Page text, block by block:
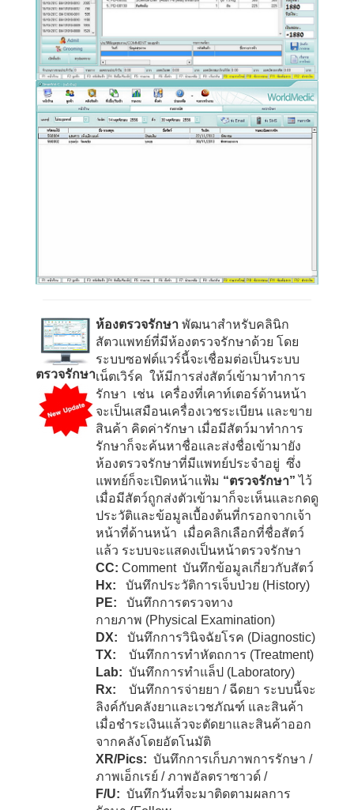
ตรวจรักษา
ห้องตรวจรักษา พัฒนาสำหรับคลินิก
สัตวแพทย์ที่มีห้องตรวจรักษาด้วย โดย
ระบบซอฟต์แวร์นี้จะเชื่อมต่อเป็นระบบ
เน็ตเวิร์ค ให้มีการส่งสัตว์เข้ามาทำการ
รักษา เช่น เครื่องที่เคาท์เตอร์ด้านหน้า
จะเป็นเสมือนเครื่องเวชระเบียน และขาย
สินค้า คิดค่ารักษา เมื่อมีสัตว์มาทำการ
รักษาก็จะค้นหาชื่อและส่งชื่อเข้ามายัง
ห้องตรวจรักษาที่มีแพทย์ประจำอยู่ ซึ่ง
แพทย์ก็จะเปิดหน้าแฟ้ม “ตรวจรักษา” ไว้
เมื่อมีสัตว์ถูกส่งตัวเข้ามาก็จะเห็นและกดดู
ประวัติและข้อมูลเบื้องต้นที่กรอกจากเจ้า
หน้าที่ด้านหน้า เมื่อคลิกเลือกที่ชื่อสัตว์
แล้ว ระบบจะแสดงเป็นหน้าตรวจรักษา
CC: Comment บันทึกข้อมูลเกี่ยวกับสัตว์
Hx:
บันทึกประวัติการเจ็บป่วย (History)
PE:
บันทึกการตรวจทาง
กายภาพ (Physical Examination)
DX:
บันทึกการวินิจฉัยโรค (Diagnostic)
TX:
บันทึกการทำหัตถการ (Treatment)
Lab: บันทึกการทำแล็ป (Laboratory)
Rx:
บันทึกการจ่ายยา / ฉีดยา ระบบนี้จะ
ลิงค์กับคลังยาและเวชภัณฑ์ และสินค้า
เมื่อชำระเงินแล้วจะตัดยาและสินค้าออก
จากคลังโดยอัตโนมัติ
XR/Pics: บันทึกการเก็บภาพการรักษา /
ภาพเอ็กเรย์ / ภาพอัลตราซาวด์ /
F/U: บันทึกวันที่จะมาติดตามผลการ